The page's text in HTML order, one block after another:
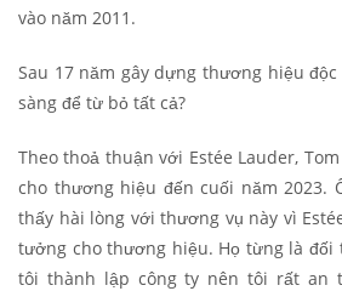
vào năm 2011.
Sau 17 năm gây dựng thương hiệu
sàng để từ bỏ tất cả?
Theo thoả thuận với Estée Lauder,
cho thương hiệu đến cuối năm 2023.
thấy hài lòng với thương vụ này vì
tưởng cho thương hiệu. Họ từng là đối
tôi thành lập công ty nên tôi rất an